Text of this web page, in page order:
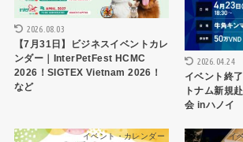
2026.08.03
【7月31日】ビジネスイベントカレ
ンダー｜InterPetFest HCMC
2026！SIGTEX Vietnam 2026！
など
2026.04.24
イベント終
トナム新規
会 inハノイ
イベント・カレンダー イ